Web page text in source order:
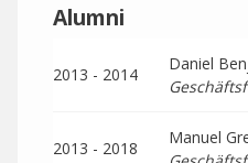
Alumni
2013 - 2014
Daniel
2013 - 2018
Manuel